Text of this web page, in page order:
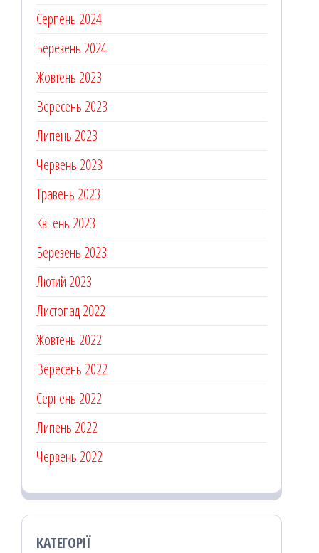
Серпень 2024
Березень 2024
Жовтень 2023
Вересень 2023
Липень 2023
Червень 2023
Травень 2023
Квітень 2023
Березень 2023
Лютий 2023
Листопад 2022
Жовтень 2022
Вересень 2022
Серпень 2022
Липень 2022
Червень 2022
КАТЕГОРІЇ